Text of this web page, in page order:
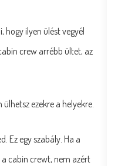
hogy ilyen ülést vegyél
crew arrébb ültet, az
ezekre a helyekre.
Ez egy szabály. Ha a
cabin crewt, nem azért